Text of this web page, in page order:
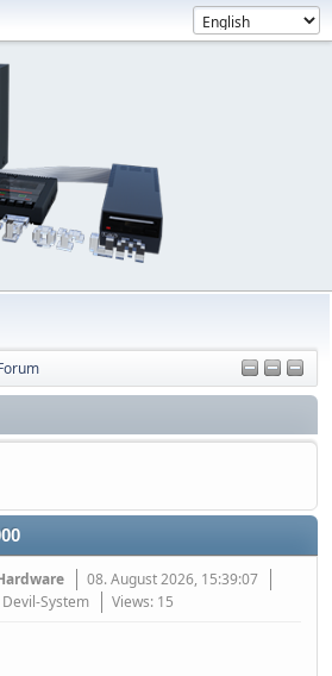
08. August 2026, 15:39:07
System
Views: 15